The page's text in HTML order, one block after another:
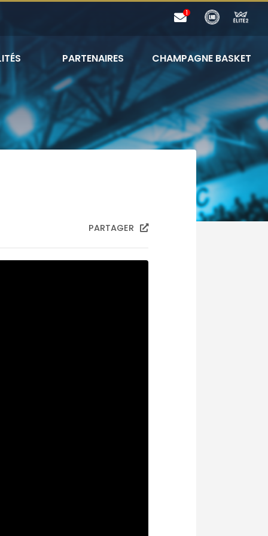
PARTENAIRES CHAMPAGNE BASKET
PARTAGER